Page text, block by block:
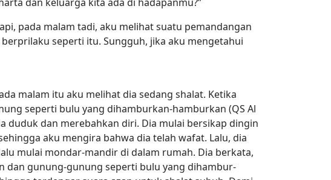
pada malam tadi, aku melihat suatu pemandangan
seperti itu. Sungguh, jika aku mengetahui
malam itu aku melihat dia sedang shalat. Ketika
seperti bulu yang dihamburkan-hamburkan (QS Al
duduk dan merebahkan diri. Dia mulai bersikap dingin
aku mengira bahwa dia telah wafat. Lalu, dia
mulai mondar-mandir di dalam rumah. Dia berkata,
dan gunung-gunung seperti bulu yang dihambur-